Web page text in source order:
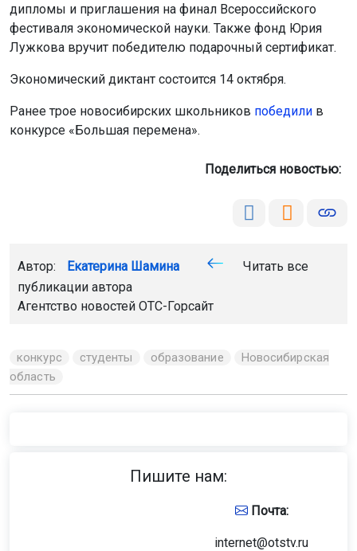
дипломы и приглашения на финал Всероссийского
фестиваля экономической науки. Также фонд Юрия
Лужкова вручит победителю подарочный сертификат.
Экономический диктант состоится 14 октября.
Ранее трое новосибирских школьников победили в
конкурсе «Большая перемена».
Поделиться новостью:
Автор: Екатерина Шамина
Читать все
публикации автора
Агентство новостей ОТС-Горсайт
конкурс студенты образование
Новосибирская
область
Пишите нам:
Почта:
internet@otstv.ru